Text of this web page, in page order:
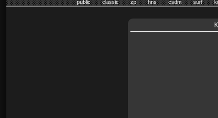
public classic zp hns csdm surf